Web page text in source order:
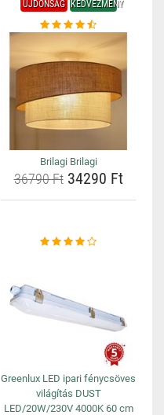
ÚJDONSÁG KEDVEZMÉNY
Brilagi Brilagi
36790 Ft34290 Ft
Greenlux LED ipari fénycsöves
világítás DUST
LED/20W/230V 4000K 60 cm